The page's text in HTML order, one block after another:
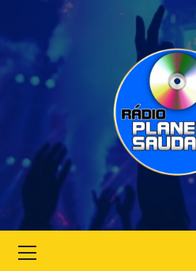
Menu